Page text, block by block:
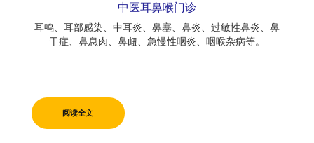
中医耳鼻喉门诊
耳鸣、耳部感染、中耳炎、鼻塞、鼻炎、过敏性鼻炎、鼻
干症、鼻息肉、鼻衄、急慢性咽炎、咽喉杂病等。
阅读全文